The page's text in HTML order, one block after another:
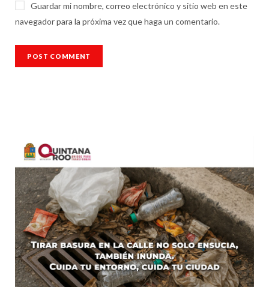
Guardar mi nombre, correo electrónico y sitio web en este
navegador para la próxima vez que haga un comentario.